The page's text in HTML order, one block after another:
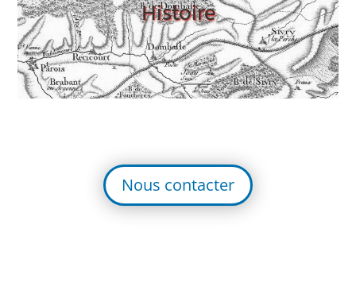
Histoire
Nous contacter